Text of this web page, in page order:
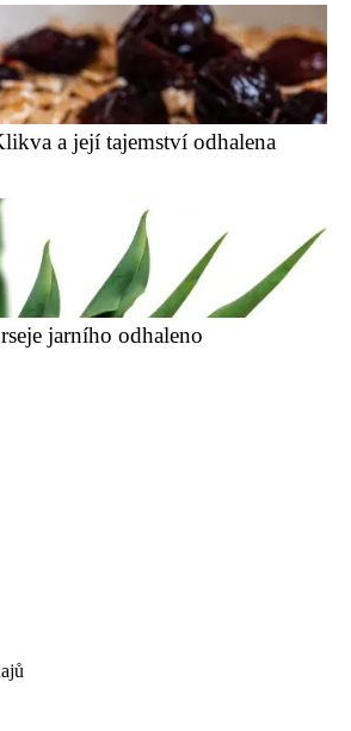
a její tajemství odhalena
jarního odhaleno